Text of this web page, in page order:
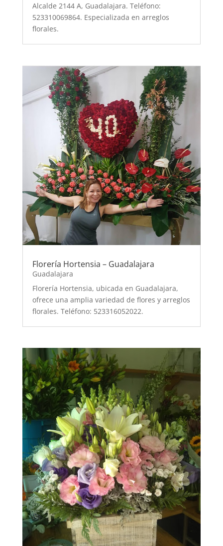
Alcalde 2144 A, Guadalajara. Teléfono:
523310069864. Especializada en arreglos
florales.
Florería Hortensia – Guadalajara
Guadalajara
Florería Hortensia, ubicada en Guadalajara,
ofrece una amplia variedad de flores y arreglos
florales. Teléfono: 523316052022.